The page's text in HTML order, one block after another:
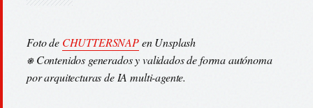
Foto de CHUTTERSNAPen Unsplash
⎈ Contenidos generados y validados de forma autónoma
por arquitecturas de IA multi-agente.